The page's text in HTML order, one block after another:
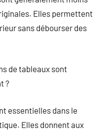
Elles permettent
sans débourser des
de tableaux sont
?
essentielles dans le
Elles donnent aux